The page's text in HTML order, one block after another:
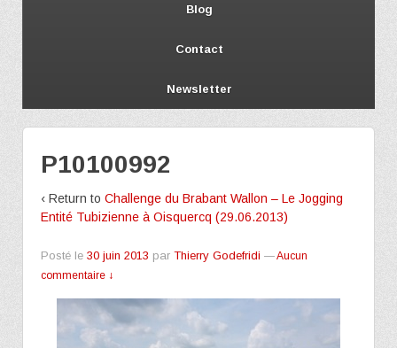
Blog
Contact
Newsletter
P10100992
‹ Return to Challenge du Brabant Wallon – Le Jogging
Entité Tubizienne à Oisquercq (29.06.2013)
Posté le 30 juin 2013 par Thierry Godefridi —Aucun
commentaire ↓